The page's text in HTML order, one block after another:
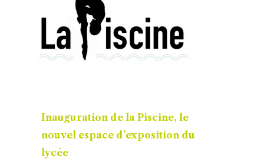
Inauguration de la Piscine, le
nouvel espace d’exposition du
lycée